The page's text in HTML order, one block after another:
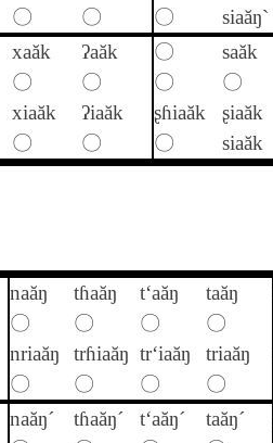
〇 〇 〇 siaăŋ`
xaăk ʔaăk 〇 saăk
〇 〇 〇 〇
xiaăk ʔiaăk ʂɦiaăk ʂiaăk
〇 〇 〇 siaăk
naăŋ tɦaăŋ t‘aăŋ taăŋ
〇 〇 〇 〇
nriaăŋ trɦiaăŋ tr‘iaăŋ triaăŋ
〇 〇 〇 〇
naăŋ´ tɦaăŋ´ t‘aăŋ´ taăŋ´